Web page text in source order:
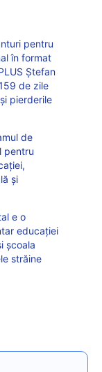
pentru
în format
Ștefan
de zile
pierderile
de
pentru
și
e o
educației
școala
străine